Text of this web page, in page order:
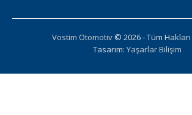
Vostim Otomotiv © 2026 - Tüm Hakları
Tasarım: Yaşarlar Bilişim